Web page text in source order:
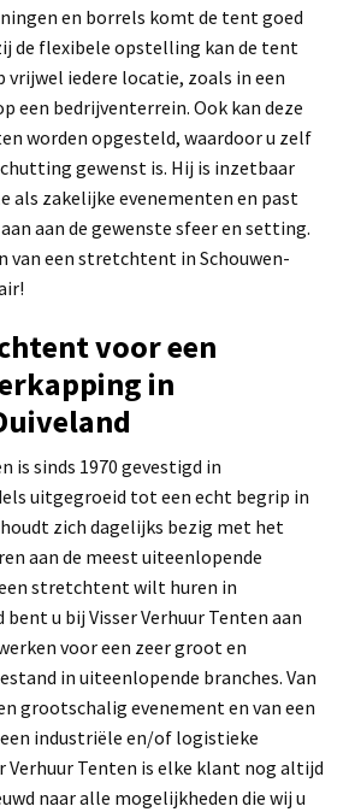
en borrels komt de tent goed
de flexibele opstelling kan de tent
iedere locatie, zoals in een
een bedrijventerrein. Ook kan deze
worden opgesteld, waardoor u zelf
gewenst is. Hij is inzetbaar
als zakelijke evenementen en past
aan de gewenste sfeer en setting.
van een stretchtent in Schouwen-
voor een
in
is sinds 1970 gevestigd in
uitgegroeid tot een echt begrip in
zich dagelijks bezig met het
aan de meest uiteenlopende
stretchtent wilt huren in
bent u bij Visser Verhuur Tenten aan
voor een zeer groot en
in uiteenlopende branches. Van
grootschalig evenement en van een
industriële en/of logistieke
Verhuur Tenten is elke klant nog altijd
naar alle mogelijkheden die wij u